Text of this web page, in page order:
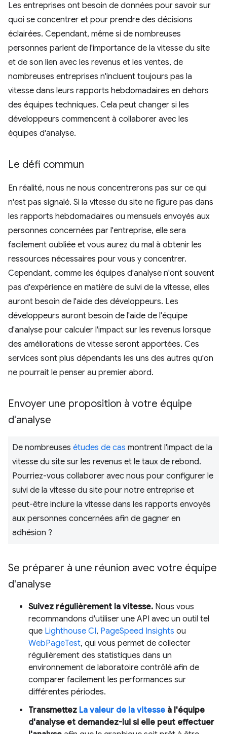
Les entreprises ont besoin de données pour savoir sur
quoi se concentrer et pour prendre des décisions
éclairées. Cependant, même si de nombreuses
personnes parlent de l'importance de la vitesse du site
et de son lien avec les revenus et les ventes, de
nombreuses entreprises n'incluent toujours pas la
vitesse dans leurs rapports hebdomadaires en dehors
des équipes techniques. Cela peut changer si les
développeurs commencent à collaborer avec les
équipes d'analyse.
Le défi commun
En réalité, nous ne nous concentrerons pas sur ce qui
n'est pas signalé. Si la vitesse du site ne figure pas dans
les rapports hebdomadaires ou mensuels envoyés aux
personnes concernées par l'entreprise, elle sera
facilement oubliée et vous aurez du mal à obtenir les
ressources nécessaires pour vous y concentrer.
Cependant, comme les équipes d'analyse n'ont souvent
pas d'expérience en matière de suivi de la vitesse, elles
auront besoin de l'aide des développeurs. Les
développeurs auront besoin de l'aide de l'équipe
d'analyse pour calculer l'impact sur les revenus lorsque
des améliorations de vitesse seront apportées. Ces
services sont plus dépendants les uns des autres qu'on
ne pourrait le penser au premier abord.
Envoyer une proposition à votre équipe
d'analyse
De nombreuses études de cas montrent l'impact de la
vitesse du site sur les revenus et le taux de rebond.
Pourriez-vous collaborer avec nous pour configurer le
suivi de la vitesse du site pour notre entreprise et
peut-être inclure la vitesse dans les rapports envoyés
aux personnes concernées afin de gagner en
adhésion ?
Se préparer à une réunion avec votre équipe
d'analyse
Suivez régulièrement la vitesse. Nous vous
recommandons d'utiliser une API avec un outil tel
que Lighthouse CI, PageSpeed Insights ou
WebPageTest, qui vous permet de collecter
régulièrement des statistiques dans un
environnement de laboratoire contrôlé afin de
comparer facilement les performances sur
différentes périodes.
Transmettez La valeur de la vitesse à l'équipe
d'analyse et demandez-lui si elle peut effectuer